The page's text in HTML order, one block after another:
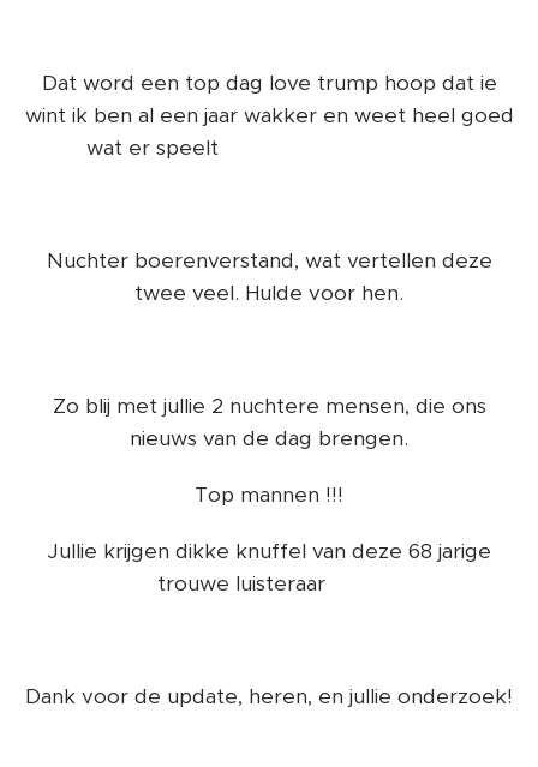
Dat word een top dag love trump hoop dat ie
wint ik ben al een jaar wakker en weet heel goed
wat er speelt 🙏🙏🙏👏👏👏👏👏😇
Nuchter boerenverstand, wat vertellen deze
twee veel. Hulde voor hen.
Zo blij met jullie 2 nuchtere mensen, die ons
nieuws van de dag brengen.
Top mannen !!!
Jullie krijgen dikke knuffel van deze 68 jarige
trouwe luisteraar 😘😘
Dank voor de update, heren, en jullie onderzoek!